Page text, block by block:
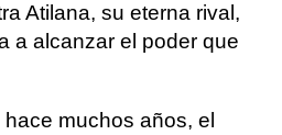
Atilana, su eterna rival,
a alcanzar el poder que
muchos años, el